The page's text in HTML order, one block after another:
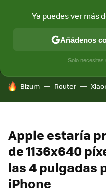
MÓVIL Y
HOY SE HABLA DE
Bizum Router
Apple estaría
de 1136x640
las 4 pulgadas
iPhone
Ya puedes ver más
Añádenos
Solo necesitas